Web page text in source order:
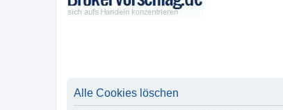
Alle Cookies löschen